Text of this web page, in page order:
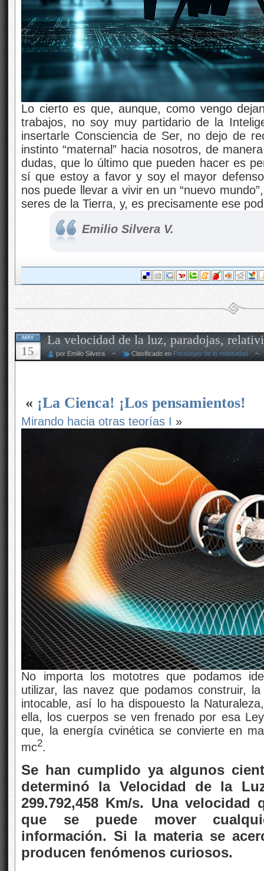
Lo cierto es que, aunque, como vengo
trabajos, no soy muy partidario de la
insertarle Consciencia de Ser, no dejo de
instinto “maternal” hacia nosotros, de
dudas, que lo último que pueden hacer es
sí que estoy a favor y soy el mayor
nos puede llevar a vivir en un “nuevo
seres de la Tierra, y, es precisamente ese
Emilio Silvera V.
MAY
15
La velocidad de la luz, paradojas,
por Emilio Silvera ~ Clasificado en Paradojas de la relatividad
« ¡La Cienca! ¡Los pensamientos!
Mirando hacia otras teorías I »
No importa los mototres que podamos
utilizar, las navez que podamos construir,
intocable, así lo ha dispouesto la
ella, los cuerpos se ven frenado por esa
que, la energía cvinética se convierte en
mc2.
Se han cumplido ya algunos
determinó la Velocidad de la
299.792,458 Km/s. Una
que se puede mover
información. Si la materia se
producen fenómenos curiosos.